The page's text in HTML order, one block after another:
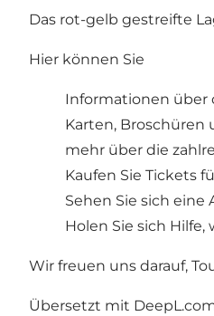
Das rot-gelb gestreifte
Hier können Sie
Informationen über
Karten, Broschüren
mehr über die
Kaufen Sie Tickets
Sehen Sie sich
Holen Sie sich
Wir freuen uns darauf,
Übersetzt mit